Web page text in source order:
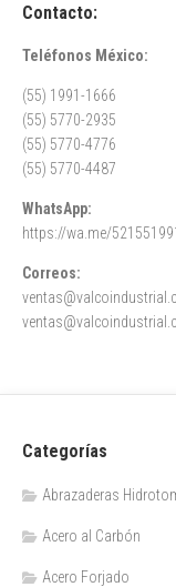
Contacto:
Teléfonos México:
(55) 1991-1666
(55) 5770-2935
(55) 5770-4776
(55) 5770-4487
WhatsApp:
https://wa.me/
Correos:
Categorías
Abrazaderas
Acero al Carbón
Acero Forjado